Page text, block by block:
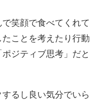
笑顔で食べてくれて
ことを考えたり行動
ジティブ思考」だと
るし良い気分でいら